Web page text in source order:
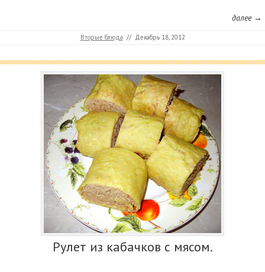
далее →
Вторые блюда // Декабрь 18, 2012
Рулет из кабачков с мясом.